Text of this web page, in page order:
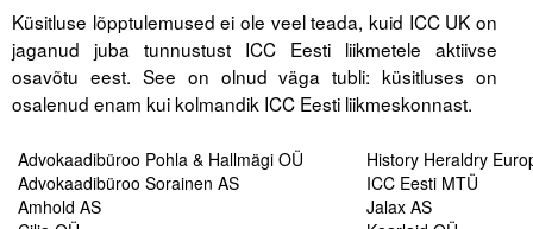
ICC WBO
ICC komisjonid
Juhendid ja väljaanded
Videod
Küsitluse lõpptulemused ei ole veel teada, kuid ICC UK on
jaganud juba tunnustust ICC Eesti liikmetele aktiivse
osavõtu eest. See on olnud väga tubli: küsitluses on
osalenud enam kui kolmandik ICC Eesti liikmeskonnast.
Advokaadibüroo Pohla & Hallmägi OÜ
Advokaadibüroo Sorainen AS
Amhold AS
History Heraldry
ICC Eesti MTÜ
Jalax AS